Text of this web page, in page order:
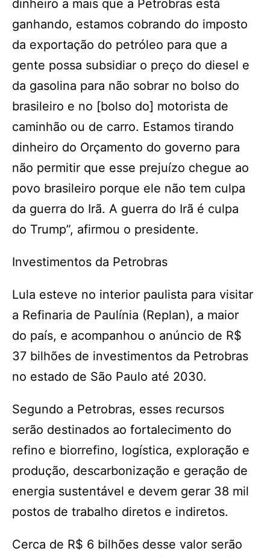
dinheiro a mais que a Petrobras está
ganhando, estamos cobrando do imposto
da exportação do petróleo para que a
gente possa subsidiar o preço do diesel e
da gasolina para não sobrar no bolso do
brasileiro e no [bolso do] motorista de
caminhão ou de carro. Estamos tirando
dinheiro do Orçamento do governo para
não permitir que esse prejuízo chegue ao
povo brasileiro porque ele não tem culpa
da guerra do Irã. A guerra do Irã é culpa
do Trump”, afirmou o presidente.
Investimentos da Petrobras
Lula esteve no interior paulista para visitar
a Refinaria de Paulínia (Replan), a maior
do país, e acompanhou o anúncio de R$
37 bilhões de investimentos da Petrobras
no estado de São Paulo até 2030.
Segundo a Petrobras, esses recursos
serão destinados ao fortalecimento do
refino e biorrefino, logística, exploração e
produção, descarbonização e geração de
energia sustentável e devem gerar 38 mil
postos de trabalho diretos e indiretos.
Cerca de R$ 6 bilhões desse valor serão